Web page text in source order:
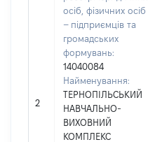
2
осіб, фізичних осіб
– підприємців та
громадських
формувань:
14040084
Найменування:
ТЕРНОПІЛЬСЬКИЙ
НАВЧАЛЬНО-
ВИХОВНИЙ
КОМПЛЕКС